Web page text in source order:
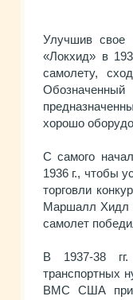
Улучшив свое
«Локхид» в
самолету,
хорошо
С самого
1936 г., чтобы
торговли
Маршалл Хидл
самолет
В 1937-38 гг.
транспортных
ВМС США